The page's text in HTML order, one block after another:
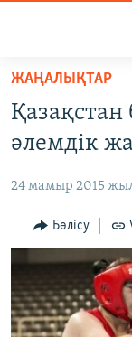
Skip
main
content
to
Navigation
Skip
Search
САЯСАТ
ҚАҢТАР
АДАМ
ӘЛЕУМЕТ
ӘЛЕМ
АРНАЙЫ
ЖАҢАЛЫҚТАР
әлемдік
24 мамыр 2015
Бөлісу